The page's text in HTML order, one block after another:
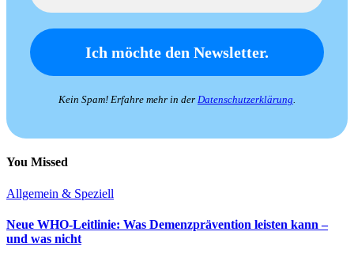
Kein Spam! Erfahre mehr in der Datenschutzerklärung.
You Missed
Allgemein & Speziell
Neue WHO-Leitlinie: Was Demenzprävention leisten kann –
und was nicht